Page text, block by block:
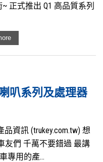
正式推出 Q1 高品質系列
叭系列及處理器
資訊 (trukey.com.tw) 想
友們 千萬不要錯過 最講
專用的產...